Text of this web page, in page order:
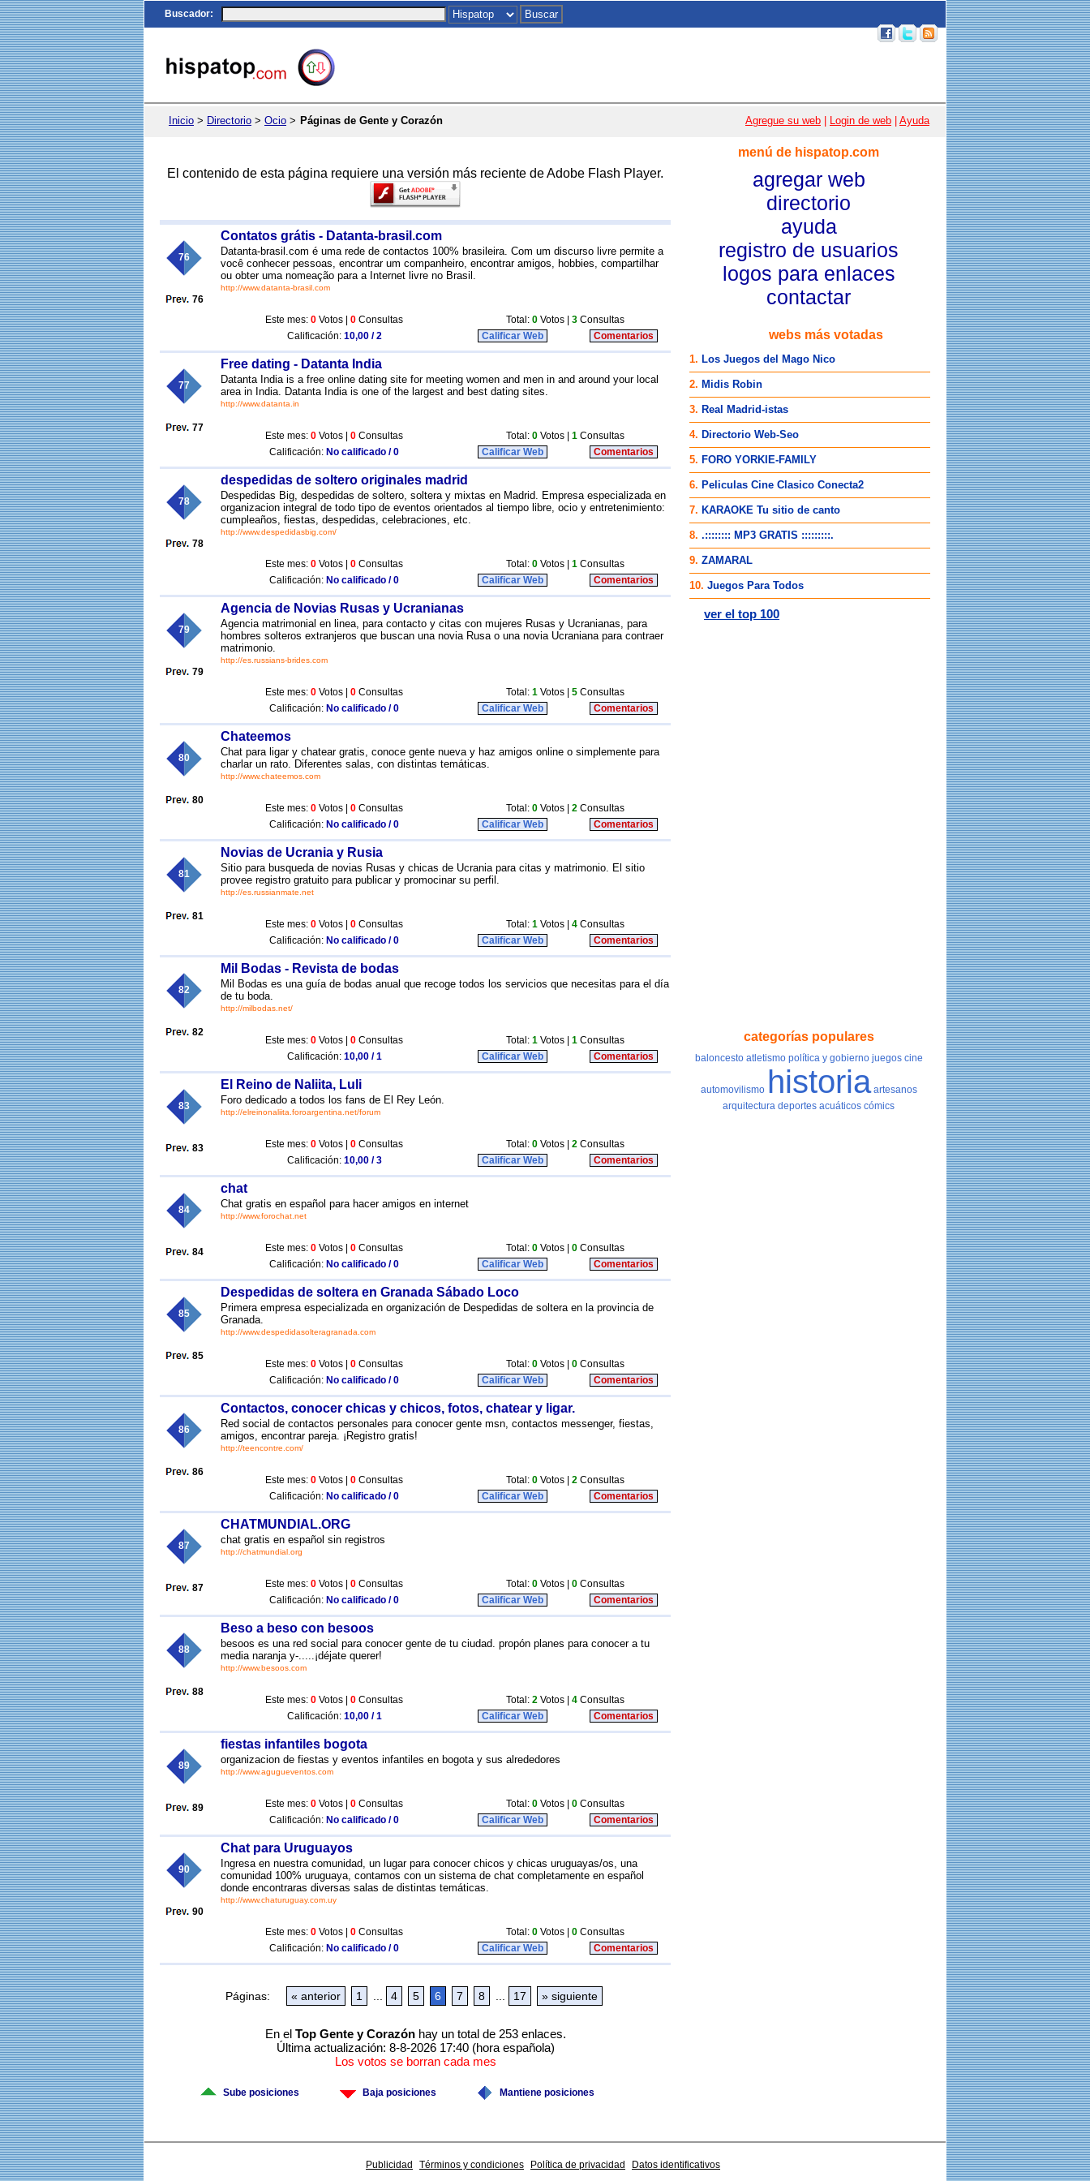
Buscador:
Inicio > Directorio > Ocio > Páginas de Gente y Corazón Agregue su web Login de web Ayuda
El contenido de esta página requiere una versión más reciente de Adobe Flash Player.
76
76
Contatos grátis - Datanta-brasil.com
Datanta-brasil.com é uma rede de contactos 100% brasileira. Com um discurso livre permite a
você conhecer pessoas, encontrar um companheiro, encontrar amigos, hobbies, compartilhar
ou obter uma nomeação para a Internet livre no Brasil.
http://www.datanta-brasil.com
Este mes: 0 Votos | 0 Consultas Total: 0 Votos | 3 Consultas
Calificación: 10,00 / 2 Calificar Web Comentarios
77
77
Free dating - Datanta India
Datanta India is a free online dating site for meeting women and men in and around your local
area in India. Datanta India is one of the largest and best dating sites.
http://www.datanta.in
Este mes: 0 Votos | 0 Consultas Total: 0 Votos | 1 Consultas
Calificación: No calificado / 0 Calificar Web Comentarios
78
78
despedidas de soltero originales madrid
Despedidas Big, despedidas de soltero, soltera y mixtas en Madrid. Empresa especializada en
organizacion integral de todo tipo de eventos orientados al tiempo libre, ocio y entretenimiento:
cumpleaños, fiestas, despedidas, celebraciones, etc.
http://www.despedidasbig.com/
Este mes: 0 Votos | 0 Consultas Total: 0 Votos | 1 Consultas
Calificación: No calificado / 0 Calificar Web Comentarios
79
79
Agencia de Novias Rusas y Ucranianas
Agencia matrimonial en linea, para contacto y citas con mujeres Rusas y Ucranianas, para
hombres solteros extranjeros que buscan una novia Rusa o una novia Ucraniana para contraer
matrimonio.
http://es.russians-brides.com
Este mes: 0 Votos | 0 Consultas Total: 1 Votos | 5 Consultas
Calificación: No calificado / 0 Calificar Web Comentarios
80
80
Chateemos
Chat para ligar y chatear gratis, conoce gente nueva y haz amigos online o simplemente para
charlar un rato. Diferentes salas, con distintas temáticas.
http://www.chateemos.com
Este mes: 0 Votos | 0 Consultas Total: 0 Votos | 2 Consultas
Calificación: No calificado / 0 Calificar Web Comentarios
81
81
Novias de Ucrania y Rusia
Sitio para busqueda de novias Rusas y chicas de Ucrania para citas y matrimonio. El sitio
provee registro gratuito para publicar y promocinar su perfil.
http://es.russianmate.net
Este mes: 0 Votos | 0 Consultas Total: 1 Votos | 4 Consultas
Calificación: No calificado / 0 Calificar Web Comentarios
82
82
Mil Bodas - Revista de bodas
Mil Bodas es una guía de bodas anual que recoge todos los servicios que necesitas para el día
de tu boda.
http://milbodas.net/
Este mes: 0 Votos | 0 Consultas Total: 1 Votos | 1 Consultas
Calificación: 10,00 / 1 Calificar Web Comentarios
83
83
El Reino de Naliita, Luli
Foro dedicado a todos los fans de El Rey León.
http://elreinonaliita.foroargentina.net/forum
Este mes: 0 Votos | 0 Consultas Total: 0 Votos | 2 Consultas
Calificación: 10,00 / 3 Calificar Web Comentarios
84
84
chat
Chat gratis en español para hacer amigos en internet
http://www.forochat.net
Este mes: 0 Votos | 0 Consultas Total: 0 Votos | 0 Consultas
Calificación: No calificado / 0 Calificar Web Comentarios
85
85
Despedidas de soltera en Granada Sábado Loco
Primera empresa especializada en organización de Despedidas de soltera en la provincia de
Granada.
http://www.despedidasolteragranada.com
Este mes: 0 Votos | 0 Consultas Total: 0 Votos | 0 Consultas
Calificación: No calificado / 0 Calificar Web Comentarios
86
86
Contactos, conocer chicas y chicos, fotos, chatear y ligar.
Red social de contactos personales para conocer gente msn, contactos messenger, fiestas,
amigos, encontrar pareja. ¡Registro gratis!
http://teencontre.com/
Este mes: 0 Votos | 0 Consultas Total: 0 Votos | 2 Consultas
Calificación: No calificado / 0 Calificar Web Comentarios
87
87
CHATMUNDIAL.ORG
chat gratis en español sin registros
http://chatmundial.org
Este mes: 0 Votos | 0 Consultas Total: 0 Votos | 0 Consultas
Calificación: No calificado / 0 Calificar Web Comentarios
88
88
Beso a beso con besoos
besoos es una red social para conocer gente de tu ciudad. propón planes para conocer a tu
media naranja y-.....¡déjate querer!
http://www.besoos.com
Este mes: 0 Votos | 0 Consultas Total: 2 Votos | 4 Consultas
Calificación: 10,00 / 1 Calificar Web Comentarios
89
89
fiestas infantiles bogota
organizacion de fiestas y eventos infantiles en bogota y sus alrededores
http://www.agugueventos.com
Este mes: 0 Votos | 0 Consultas Total: 0 Votos | 0 Consultas
Calificación: No calificado / 0 Calificar Web Comentarios
90
90
Chat para Uruguayos
Ingresa en nuestra comunidad, un lugar para conocer chicos y chicas uruguayas/os, una
comunidad 100% uruguaya, contamos con un sistema de chat completamente en español
donde encontraras diversas salas de distintas temáticas.
http://www.chaturuguay.com.uy
Este mes: 0 Votos | 0 Consultas Total: 0 Votos | 0 Consultas
Calificación: No calificado / 0 Calificar Web Comentarios
Páginas: « anterior 1 4 5 6 7 8 17 » siguiente
En el Top Gente y Corazónhay un total de 253 enlaces.
Última actualización: 8-8-2026 17:40 (hora española)
Los votos se borran cada mes
Sube posiciones Baja posiciones Mantiene posiciones
Publicidad Términos y condiciones Política de privacidad Datos identificativos